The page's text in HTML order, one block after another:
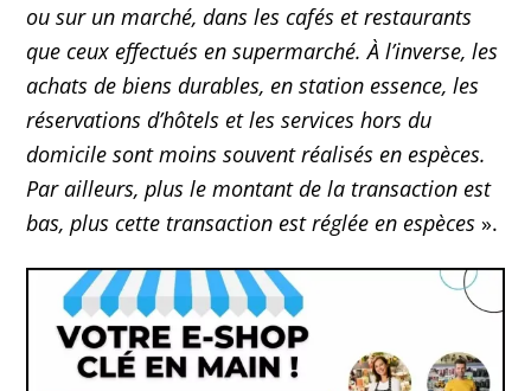
ou sur un marché, dans les cafés et restaurants
que ceux effectués en supermarché. À l’inverse, les
achats de biens durables, en station essence, les
réservations d’hôtels et les services hors du
domicile sont moins souvent réalisés en espèces.
Par ailleurs, plus le montant de la transaction est
bas, plus cette transaction est réglée en espèces ».